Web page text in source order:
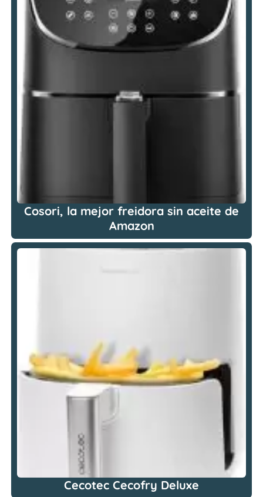
Cosori, la mejor freidora sin aceite de
Amazon
Cecotec Cecofry Deluxe